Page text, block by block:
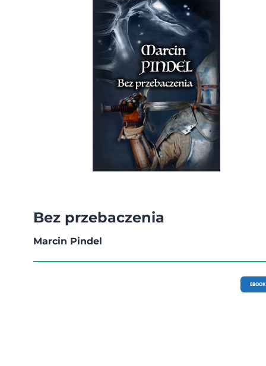
Bez przebaczenia
Marcin Pindel
EBOOK